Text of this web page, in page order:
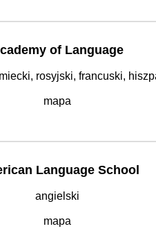
of Language
rosyjski, francuski,
mapa
Language School
angielski
mapa